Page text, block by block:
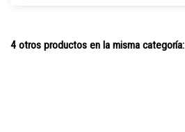
4 otros productos en la misma categoría: